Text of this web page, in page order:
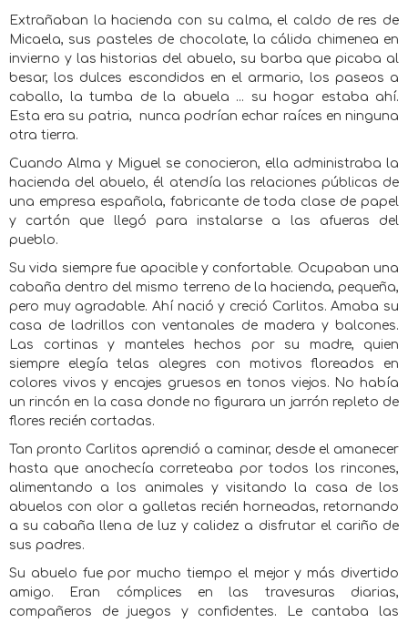
Extrañaban la hacienda con su calma, el caldo de res de
Micaela, sus pasteles de chocolate, la cálida chimenea en
invierno y las historias del abuelo, su barba que picaba al
besar, los dulces escondidos en el armario, los paseos a
caballo, la tumba de la abuela ... su hogar estaba ahí.
Esta era su patria,
nunca podrían echar raíces en ninguna
otra tierra.
Cuando Alma y Miguel se conocieron, ella administraba la
hacienda del abuelo, él atendía las relaciones públicas de
una empresa española, fabricante de toda clase de papel
y cartón que llegó para instalarse a las afueras del
pueblo.
Su vida siempre fue apacible y confortable. Ocupaban una
cabaña dentro del mismo terreno de la hacienda, pequeña,
pero muy agradable. Ahí nació y creció Carlitos. Amaba su
casa de ladrillos con ventanales de madera y balcones.
Las cortinas y manteles hechos por su madre, quien
siempre elegía telas alegres con motivos floreados en
colores vivos y encajes gruesos en tonos viejos. No había
un rincón en la casa donde no figurara un jarrón repleto de
flores recién cortadas.
Tan pronto Carlitos aprendió a caminar, desde el amanecer
hasta que anochecía correteaba por todos los rincones,
alimentando a los animales y visitando la casa de los
abuelos con olor a galletas recién horneadas, retornando
a su cabaña llena de luz y calidez a disfrutar el cariño de
sus padres.
Su abuelo fue por mucho tiempo el mejor y más divertido
amigo. Eran cómplices en las travesuras diarias,
compañeros de juegos y confidentes. Le cantaba las